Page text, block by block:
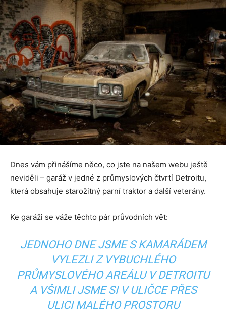
Dnes vám přinášíme něco, co jste na našem webu ještě
neviděli – garáž v jedné z průmyslových čtvrtí Detroitu,
která obsahuje starožitný parní traktor a další veterány.
Ke garáži se váže těchto pár průvodních vět:
JEDNOHO DNE JSME S KAMARÁDEM
VYLEZLI Z VYBUCHLÉHO
PRŮMYSLOVÉHO AREÁLU V DETROITU
A VŠIMLI JSME SI V ULIČCE PŘES
ULICI MALÉHO PROSTORU